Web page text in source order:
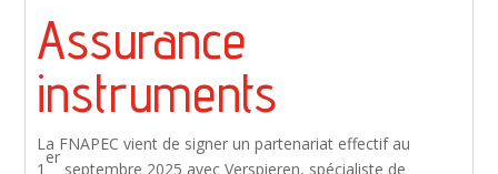
Assurance
instruments
La FNAPEC vient de signer un partenariat effectif au
1
er
septembre 2025 avec Verspieren, spécialiste de